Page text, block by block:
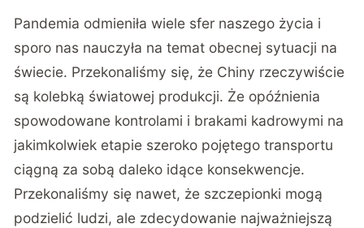
Pandemia odmieniła wiele sfer naszego życia i
sporo nas nauczyła na temat obecnej sytuacji na
świecie. Przekonaliśmy się, że Chiny rzeczywiście
są kolebką światowej produkcji. Że opóźnienia
spowodowane kontrolami i brakami kadrowymi na
jakimkolwiek etapie szeroko pojętego transportu
ciągną za sobą daleko idące konsekwencje.
Przekonaliśmy się nawet, że szczepionki mogą
podzielić ludzi, ale zdecydowanie najważniejszą